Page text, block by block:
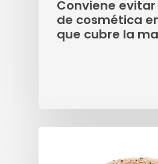
Conviene evitar
de cosmética
que cubre la